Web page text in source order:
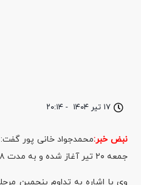
۱۷ تیر ۱۴۰۴ - ۲۰:۱۴
نبض خبر:محمدجواد خانی پور
جمعه ۲۰ تیر آغاز شده و به مدت ۸ روز ادامه دارد.